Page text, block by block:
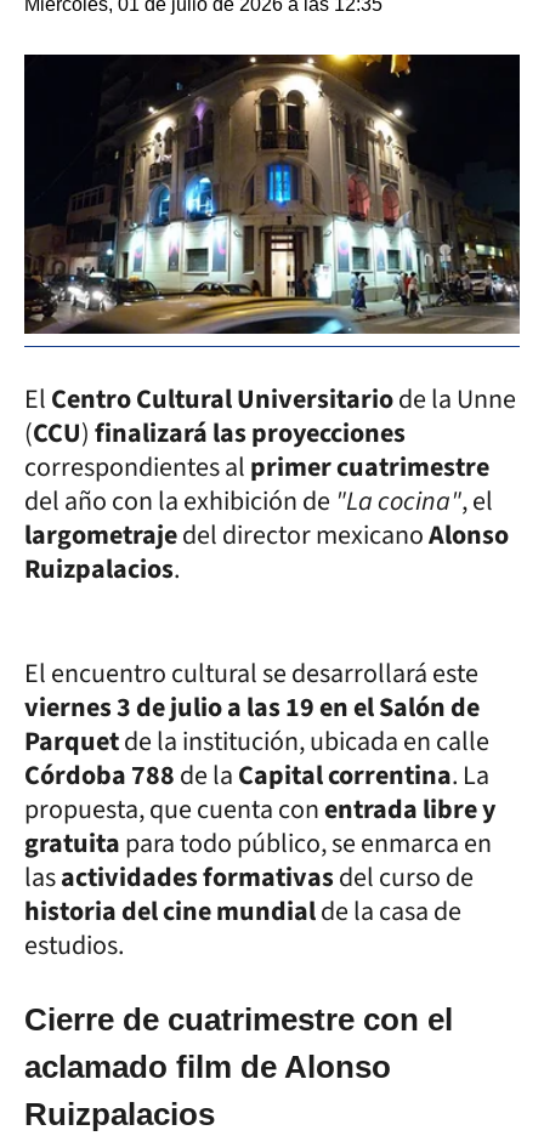
Miércoles, 01 de julio de 2026 a las 12:35
ElCentro Cultural Universitariode la Unne
(CCU)finalizará las proyecciones
correspondientes alprimer cuatrimestre
del año con la exhibición de "La cocina", el
largometrajedel director mexicanoAlonso
Ruizpalacios.
El encuentro cultural se desarrollará este
viernes 3 de julio a las 19 en el Salón de
Parquetde la institución, ubicada en calle
Córdoba 788de laCapital correntina. La
propuesta, que cuenta conentrada libre y
gratuitapara todo público, se enmarca en
lasactividades formativasdel curso de
historia del cine mundialde la casa de
estudios.
Cierre de cuatrimestre con el
aclamado film de Alonso
Ruizpalacios